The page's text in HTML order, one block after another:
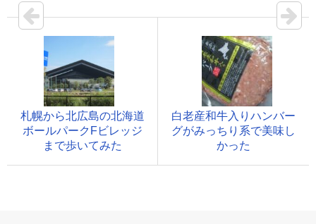
札幌から北広島の北海道
ボールパークFビレッジ
まで歩いてみた
白老産和牛入りハンバー
グがみっちり系で美味し
かった